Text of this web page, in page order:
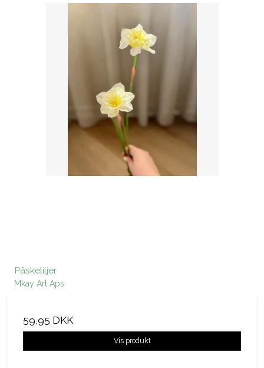
Påskeliljer
Mkay Art Aps
59,95 DKK
Vis produkt